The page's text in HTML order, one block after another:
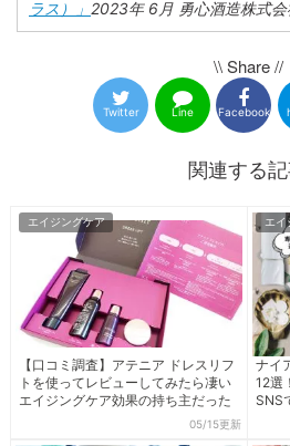
ラス）」 2023年 6月 勇心酒造株式会
\\ Share //
Twitter Line Facebook
関連する
エイジングケア
05/15更新
【口コミ調査】アテニア ドレスリフ
トを使ってレビューしてみたら凄い
エイジングケア効果の持ち主だった
エイ
ナイ
12選
SNS